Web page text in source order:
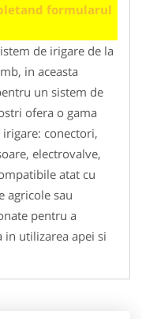
formularul
de irigare de la
in aceasta
un sistem de
ofera o gama
conectori,
electrovalve,
atat cu
agricole sau
pentru a
in utilizarea apei si